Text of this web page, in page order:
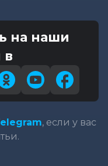
на наши
в
, если у вас